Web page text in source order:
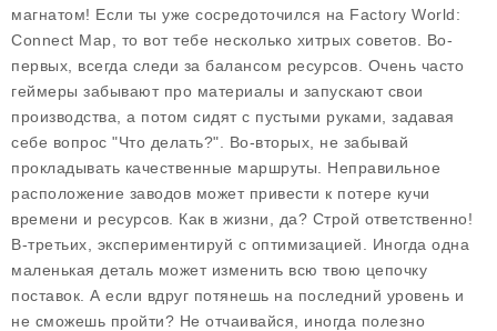
магнатом! Если ты уже сосредоточился на Factory World:
Connect Map , то вот тебе несколько хитрых советов. Во-
первых, всегда следи за балансом ресурсов. Очень часто
геймеры забывают про материалы и запускают свои
производства, а потом сидят с пустыми руками, задавая
себе вопрос "Что делать?". Во-вторых, не забывай
прокладывать качественные маршруты. Неправильное
расположение заводов может привести к потере кучи
времени и ресурсов. Как в жизни, да? Строй ответственно!
В-третьих, экспериментируй с оптимизацией. Иногда одна
маленькая деталь может изменить всю твою цепочку
поставок. А если вдруг потянешь на последний уровень и
не сможешь пройти? Не отчаивайся, иногда полезно